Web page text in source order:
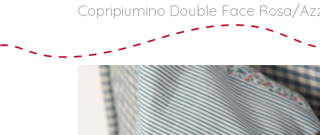
Copripiumino Double Face Rosa/